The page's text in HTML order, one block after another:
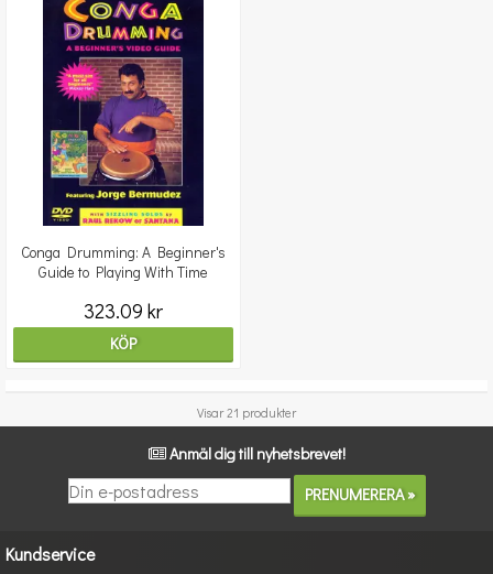
Conga Drumming: A Beginner's
Guide to Playing With Time
323.09 kr
KÖP
Visar 21 produkter
Anmäl dig till nyhetsbrevet!
Kundservice